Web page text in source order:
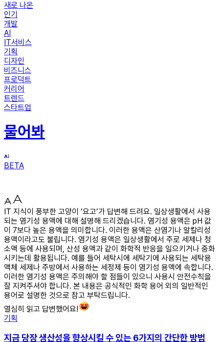
새로 나온
인기
개발
AI
IT서비스
기획
디자인
비즈니스
프로덕트
커리어
트렌드
스타트업
물어봐
BETA
IT 지식이 풍부한 고양이 ‘요고’가 답변해 드려요. 일상생활에서 사용
되는 염기성 용액에 대해 설명해 드리겠습니다. 염기성 용액은 pH 값
이 7보다 높은 용액을 의미합니다. 이러한 용액은 산염기나 알칼리성
용액이라고도 불립니다. 염기성 용액은 일상생활에서 주로 세제나 청
소액 등에 사용되며, 산성 용액과 같이 화학적 반응을 일으키거나 중화
시키는데 활용됩니다. 예를 들어 세탁시에 세탁기에 사용되는 세탁용
액체 세제나 주방에서 사용하는 세정제 등이 염기성 용액에 속합니다.
이러한 염기성 용액은 주의해야 할 점들이 있으니 사용시 안전수칙을
잘 지켜주셔야 합니다. 본 내용은 공식적인 화학 용어 외의 일반적인
용어로 설명한 것으로 참고 부탁드립니다.
열심히 읽고 답변했어요!
기획
지금 당장 생산성을 향상시킬 수 있는 6가지의 간단한 방법